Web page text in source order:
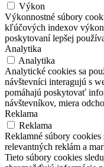
Výkon
Výkonnostné súbory
kľúčových indexov
poskytovaní lepšej
Analytika
Analytika
Analytické cookies sa
návštevníci interagujú s
pomáhajú poskytovať
návštevníkov, miera
Reklama
Reklama
Reklamné súbory
relevantných reklám a
Tieto súbory cookies